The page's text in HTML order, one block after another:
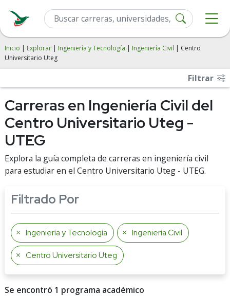
Inicio | Explorar | Ingeniería y Tecnología | Ingeniería Civil | Centro
Universitario Uteg
Filtrar
Carreras en Ingeniería Civil del
Centro Universitario Uteg -
UTEG
Explora la guía completa de carreras en ingeniería civil
para estudiar en el Centro Universitario Uteg - UTEG.
Filtrado Por
Ingeniería y Tecnología Ingeniería Civil
Centro Universitario Uteg
Se encontró 1 programa académico